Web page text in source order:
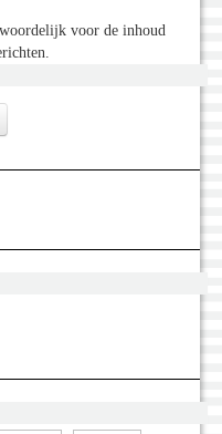
voor de inhoud